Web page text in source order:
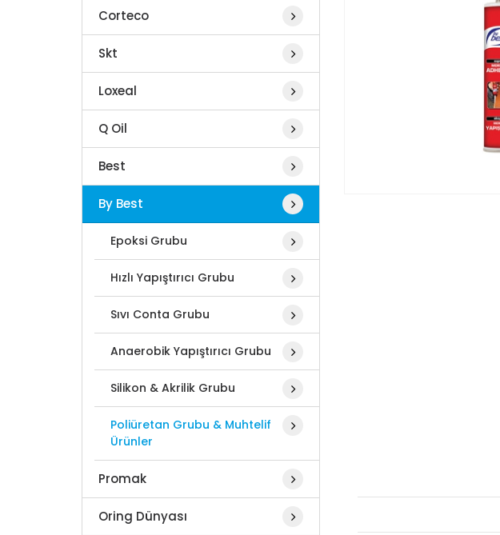
Corteco
Skt
Loxeal
Q Oil
Best
By Best
Epoksi Grubu
Hızlı Yapıştırıcı Grubu
Sıvı Conta Grubu
Anaerobik Yapıştırıcı Grubu
Silikon & Akrilik Grubu
Poliüretan Grubu & Muhtelif
Ürünler
Promak
Oring Dünyası